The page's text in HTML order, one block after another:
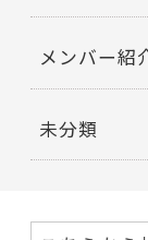
メンバー紹
未分類